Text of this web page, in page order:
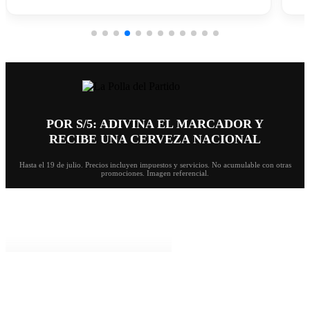
POR S/5: ADIVINA EL MARCADOR Y
RECIBE UNA CERVEZA NACIONAL
Hasta el 19 de julio. Precios incluyen impuestos y servicios. No acumulable con otras
promociones. Imagen referencial.